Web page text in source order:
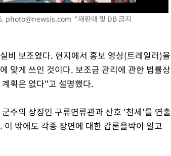
photo@newsis.com *재판매 및 DB 금지
비 보조였다. 현지에서 홍보 영상(트레일러)을
맞게 쓰인 것이다. 보조금 관리에 관한 법률상
획은 없다"고 설명했다.
주의 상징인 구류면류관과 산호 '천세'를 연출
밖에도 각종 장면에 대한 갑론을박이 일고